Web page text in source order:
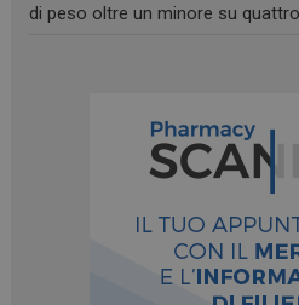
di peso oltre un minore su quattro